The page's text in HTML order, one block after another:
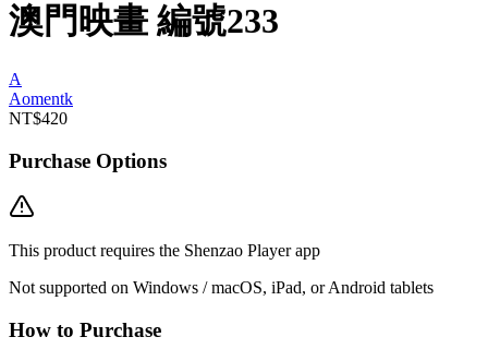
澳門映畫 編號233
A
Aomentk
NT$420
Purchase Options
This product requires the Shenzao Player app
Not supported on Windows / macOS, iPad, or Android tablets
How to Purchase